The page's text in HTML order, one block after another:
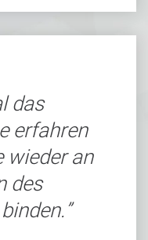
das
erfahren
wieder an
des